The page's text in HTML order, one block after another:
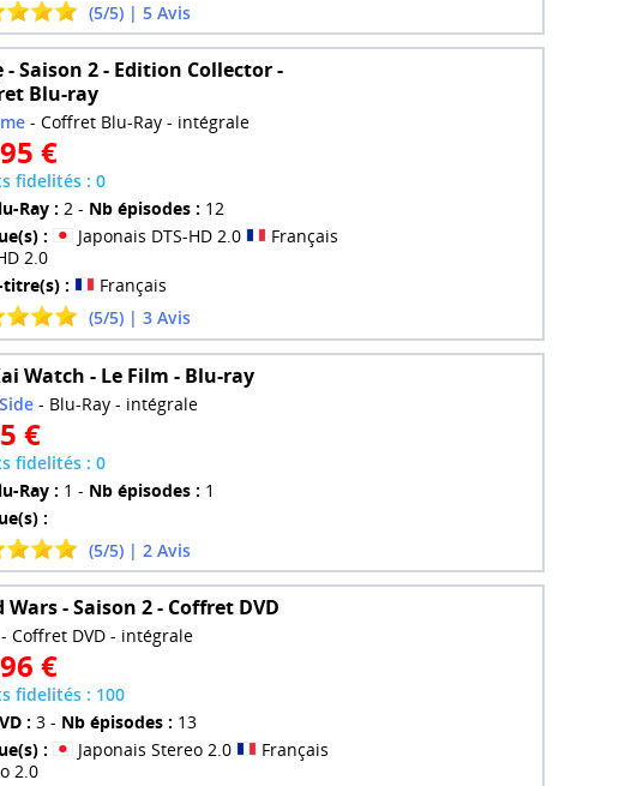
(5/5) | 5 Avis
- Saison 2 - Edition Collector -
Blu-ray
- Coffret Blu-Ray - intégrale
€
fidelités : 0
Ray : 2 - Nb épisodes : 12
:
Japonais DTS-HD 2.0
Français
2.0
titre(s) :
Français
(5/5) | 3 Avis
Watch - Le Film - Blu-ray
- Blu-Ray - intégrale
€
fidelités : 0
Ray : 1 - Nb épisodes : 1
:
(5/5) | 2 Avis
Wars - Saison 2 - Coffret DVD
Coffret DVD - intégrale
€
fidelités : 100
: 3 - Nb épisodes : 13
:
Japonais Stereo 2.0
Français
2.0